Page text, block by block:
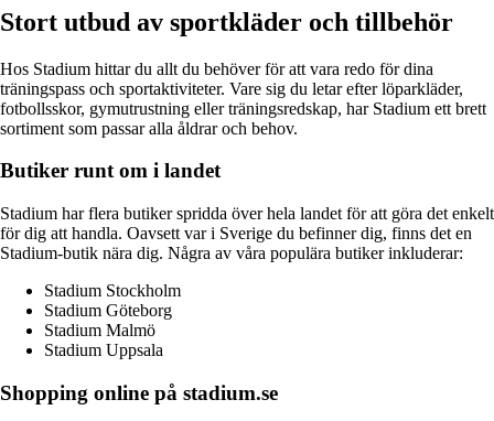
Stort utbud av sportkläder och tillbehör
Hos Stadium hittar du allt du behöver för att vara redo för dina
träningspass och sportaktiviteter. Vare sig du letar efter löparkläder,
fotbollsskor, gymutrustning eller träningsredskap, har Stadium ett brett
sortiment som passar alla åldrar och behov.
Butiker runt om i landet
Stadium har flera butiker spridda över hela landet för att göra det enkelt
för dig att handla. Oavsett var i Sverige du befinner dig, finns det en
Stadium-butik nära dig. Några av våra populära butiker inkluderar:
Stadium Stockholm
Stadium Göteborg
Stadium Malmö
Stadium Uppsala
Shopping online på stadium.se